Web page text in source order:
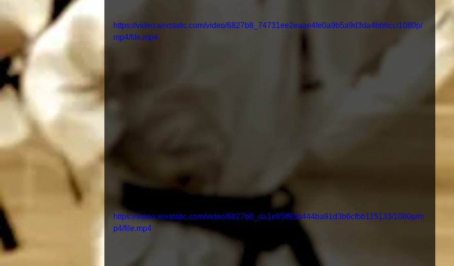
https://video.wixstatic.com/video/6827b8_74731ee2eaae4fe0a9b5a9d3da4bb6cc/1080p/
mp4/file.mp4
https://video.wixstatic.com/video/6827b8_da1e95ff93b444ba91d3b6cfbb115133/1080p/m
p4/file.mp4